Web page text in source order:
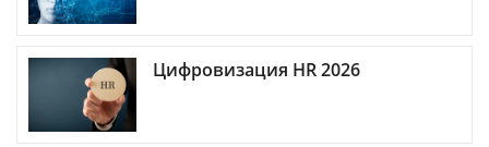
Цифровизация HR 2026